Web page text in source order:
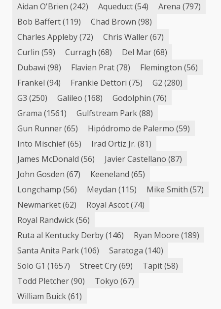
Aidan O'Brien (242) Aqueduct(54) Arena (797)
Bob Baffert(119) Chad Brown (98)
Charles Appleby(72) Chris Waller(67)
Curlin (59) Curragh (68) Del Mar(68)
Dubawi (98) Flavien Prat(78) Flemington (56)
Frankel (94) Frankie Dettori (75) G2 (280)
G3 (250) Galileo (168) Godolphin (76)
Grama (1561) Gulfstream Park(88)
Gun Runner(65) Hipódromo de Palermo (59)
Into Mischief(65) Irad Ortiz Jr. (81)
James McDonald (56) Javier Castellano (87)
John Gosden (67) Keeneland (65)
Longchamp (56) Meydan (115) Mike Smith (57)
Newmarket(62) Royal Ascot(74)
Royal Randwick(56)
Ruta al Kentucky Derby(146) Ryan Moore (189)
Santa Anita Park(106) Saratoga (140)
Solo G1 (1657) Street Cry(69) Tapit(58)
Todd Pletcher(90) Tokyo (67)
William Buick(61)